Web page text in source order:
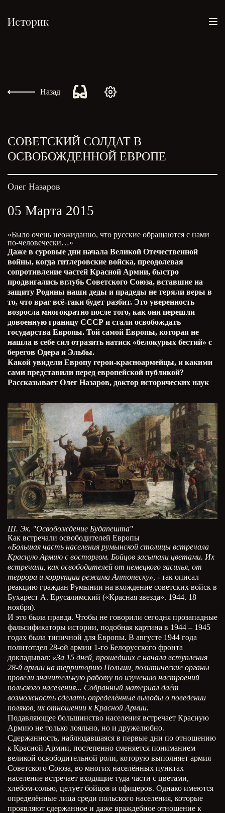
Историк
Назад
CОВЕТСКИЙ СОЛДАТ В
ОСВОБОЖДЕННОЙ ЕВРОПЕ
05 Марта 2015
Олег Назаров
«Было очень неожиданно, что русские обращаются с нами
по-человечески…»
Даже в суровые дни начала Великой Отечественной
войны, когда гитлеровские войска, преодолевая
сопротивление частей Красной Армии, быстро
продвигались вглубь Советского Союза, вставшие на
защиту Родины наши деды и прадеды не теряли веры в
то, что враг всё-таки будет разбит. Это уверенность
возросла многократно после того, как они перешли
довоенную границу СССР и стали освобождать
государства Европы. Той самой Европы, которая не
нашла в себе сил отразить натиск «белокурых бестий» с
берегов Одера и Эльбы.
Какой увидели Европу герои-красноармейцы, и какими
сами представили перед европейской публикой?
Рассказывает Олег Назаров, доктор исторических наук
Ш. Эк. "Освобождение Будапешта"
Как встречали освободителей Европы
«Большая часть населения румынской столицы встречала
Красную Армию с восторгом. Бойцов засыпали цветами. Их
встречали, как освободителей от немецкого засилья, от
террора и коррупции режима Антонеску», - так описал
реакцию граждан Румынии на вхождение советских войск в
Бухарест А. Ерусалимский («Красная звезда». 1944. 18
ноября).
И это была правда. Чтобы не говорили сегодня прозападные
фальсификаторы истории, подобная картина в 1944 – 1945
годах была типичной для Европы. В августе 1944 года
политотдел 28-ой армии 1-го Белорусского фронта
докладывал: «За 15 дней, прошедших с начала вступления
28-й армии на территорию Польши, политические органы
провели значительную работу по изучению настроений
польского населения... Собранный материал даёт
возможность сделать определённые выводы о поведении
поляков, их отношении к Красной Армии.
Подавляющее большинство населения встречает Красную
Армию не только лояльно, но и дружелюбно.
Сдержанность, наблюдавшаяся в первые дни по отношению
к Красной Армии, постепенно сменяется пониманием
великой освободительной роли, которую выполняет армия
Советского Союза, во многих населённых пунктах
население встречает входящие туда части с цветами,
хлебом-солью, целует бойцов и офицеров. Однако имеются
определённые лица среди польского населения, которые
проявляют сдержанное и даже враждебное отношение к